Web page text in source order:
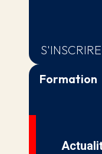
S'INSCRIRE
Formation